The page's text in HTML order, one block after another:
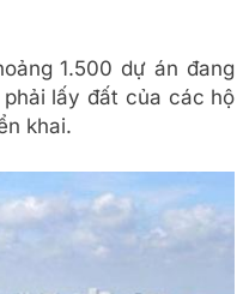
1.500 dự án đang
lấy đất của các hộ
khai.